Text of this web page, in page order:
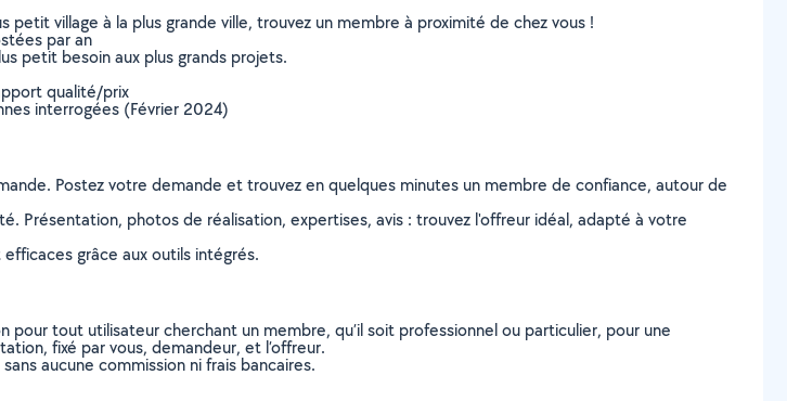
village à la plus grande ville, trouvez un membre à proximité de chez vous !
par an
petit besoin aux plus grands projets.
qualité/prix
interrogées (Février 2024)
Postez votre demande et trouvez en quelques minutes un membre de confiance, autour de
Présentation, photos de réalisation, expertises, avis : trouvez l'offreur idéal, adapté à votre
grâce aux outils intégrés.
tout utilisateur cherchant un membre, qu’il soit professionnel ou particulier, pour une
fixé par vous, demandeur, et l’offreur.
aucune commission ni frais bancaires.